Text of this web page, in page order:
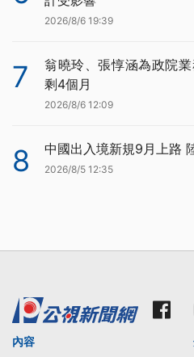
2026/8/6 19:39
7
翁曉玲、張惇涵為政院
剩4個月
2026/8/6 12:09
8 中國出入境新規9月上路
2026/8/5 12:35
內容